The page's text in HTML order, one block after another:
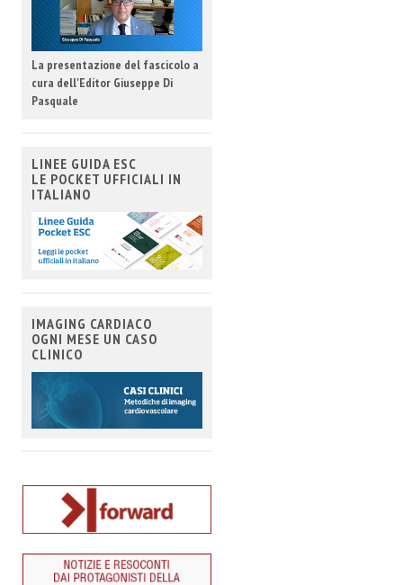
La presentazione del fascicolo a
cura dell'Editor Giuseppe Di
Pasquale
LINEE GUIDA ESC
LE POCKET UFFICIALI IN
ITALIANO
IMAGING CARDIACO
OGNI MESE UN CASO
CLINICO